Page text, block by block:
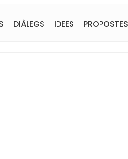
DIÀLEGS IDEES PROPOSTES